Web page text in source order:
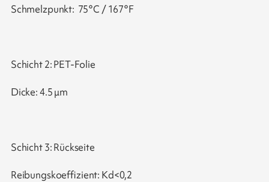
Schmelzpunkt: 75°C / 167°F
Schicht 2: PET-Folie
Dicke: 4.5 μm
Schicht 3: Rückseite
Reibungskoeffizient: Kd<0,2